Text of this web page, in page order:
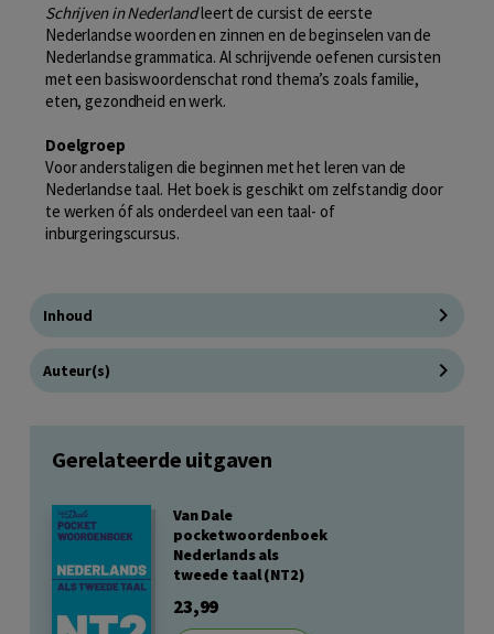
Schrijven in Nederlandleert de cursist de eerste
Nederlandse woorden en zinnen en de beginselen van de
Nederlandse grammatica. Al schrijvende oefenen cursisten
met een basiswoordenschat rond thema’s zoals familie,
eten, gezondheid en werk.
Doelgroep
Voor anderstaligen die beginnen met het leren van de
Nederlandse taal. Het boek is geschikt om zelfstandig door
te werken óf als onderdeel van een taal- of
inburgeringscursus.
Inhoud
Auteur(s)
Gerelateerde uitgaven
Van Dale
pocketwoordenboek
Nederlands als
tweede taal (NT2)
23,99